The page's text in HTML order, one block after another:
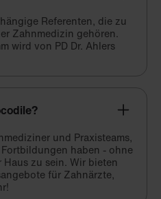
Referenten, die zu
Zahnmedizin gehören.
wird von PD Dr. Ahlers
und Praxisteams,
haben - ohne
Haus zu sein. Wir bieten
für Zahnärzte,